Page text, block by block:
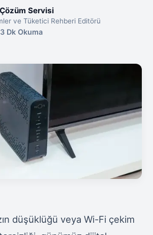
Servisi
ve Tüketici Rehberi Editörü
Dk Okuma
düşüklüğü veya Wi-Fi çekim